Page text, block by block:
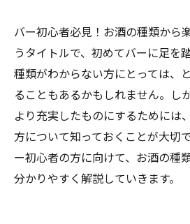
バー初心者必見！お酒の種類から
うタイトルで、初めてバーに足を
種類がわからない方にとっては、
ることもあるかもしれません。し
より充実したものにするためには
方について知っておくことが大切
ー初心者の方に向けて、お酒の種
分かりやすく解説していきます。